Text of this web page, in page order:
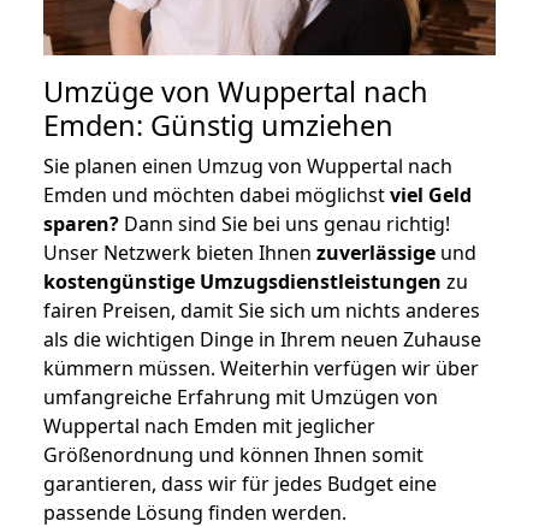
Umzüge von Wuppertal nach
Emden: Günstig umziehen
Sie planen einen Umzug von Wuppertal nach
Emden und möchten dabei möglichstviel Geld
sparen? Dann sind Sie bei uns genau richtig!
Unser Netzwerk bieten Ihnen zuverlässige und
kostengünstige Umzugsdienstleistungen zu
fairen Preisen, damit Sie sich um nichts anderes
als die wichtigen Dinge in Ihrem neuen Zuhause
kümmern müssen. Weiterhin verfügen wir über
umfangreiche Erfahrung mit Umzügen von
Wuppertal nach Emden mit jeglicher
Größenordnung und können Ihnen somit
garantieren, dass wir für jedes Budget eine
passende Lösung finden werden.